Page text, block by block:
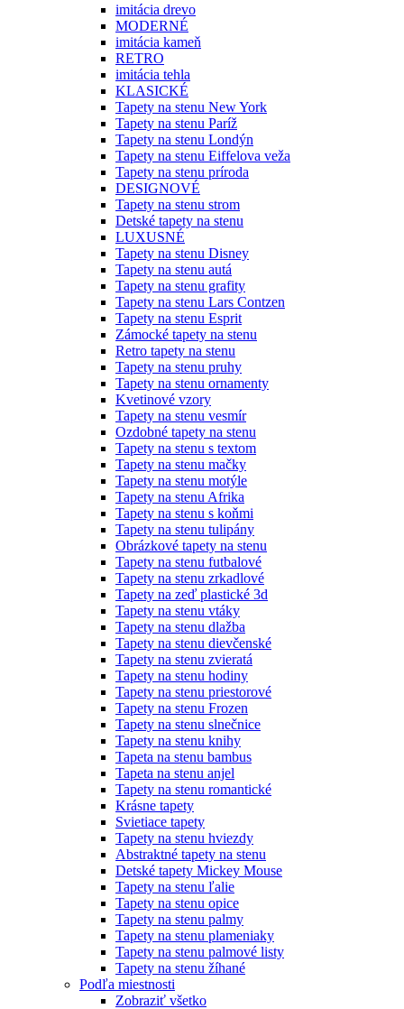
imitácia drevo
MODERNÉ
imitácia kameň
RETRO
imitácia tehla
KLASICKÉ
Tapety na stenu New York
Tapety na stenu Paríž
Tapety na stenu Londýn
Tapety na stenu Eiffelova veža
Tapety na stenu príroda
DESIGNOVÉ
Tapety na stenu strom
Detské tapety na stenu
LUXUSNÉ
Tapety na stenu Disney
Tapety na stenu autá
Tapety na stenu grafity
Tapety na stenu Lars Contzen
Tapety na stenu Esprit
Zámocké tapety na stenu
Retro tapety na stenu
Tapety na stenu pruhy
Tapety na stenu ornamenty
Kvetinové vzory
Tapety na stenu vesmír
Ozdobné tapety na stenu
Tapety na stenu s textom
Tapety na stenu mačky
Tapety na stenu motýle
Tapety na stenu Afrika
Tapety na stenu s koňmi
Tapety na stenu tulipány
Obrázkové tapety na stenu
Tapety na stenu futbalové
Tapety na stenu zrkadlové
Tapety na zeď plastické 3d
Tapety na stenu vtáky
Tapety na stenu dlažba
Tapety na stenu dievčenské
Tapety na stenu zvieratá
Tapety na stenu hodiny
Tapety na stenu priestorové
Tapety na stenu Frozen
Tapety na stenu slnečnice
Tapety na stenu knihy
Tapeta na stenu bambus
Tapeta na stenu anjel
Tapety na stenu romantické
Krásne tapety
Svietiace tapety
Tapety na stenu hviezdy
Abstraktné tapety na stenu
Detské tapety Mickey Mouse
Tapety na stenu ľalie
Tapety na stenu opice
Tapety na stenu palmy
Tapety na stenu plameniaky
Tapety na stenu palmové listy
Tapety na stenu žíhané
Podľa miestnosti
Zobraziť všetko